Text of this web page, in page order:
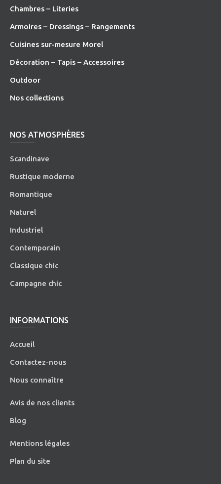
Chambres – Literies
Armoires – Dressings – Rangements
Cuisines sur-mesure Morel
Décoration – Tapis – Accessoires
Outdoor
Nos collections
NOS ATMOSPHÈRES
Scandinave
Rustique moderne
Romantique
Naturel
Industriel
Contemporain
Classique chic
Campagne chic
INFORMATIONS
Accueil
Contactez-nous
Nous connaître
Avis de nos clients
Blog
Mentions légales
Plan du site